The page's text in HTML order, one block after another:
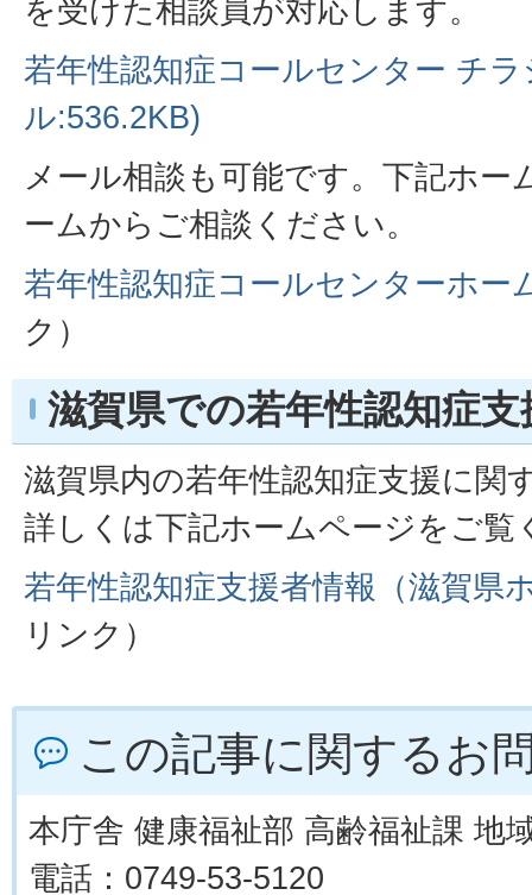
を受けた相談員が対応します。
若年性認知症コールセンター チ
ル:536.2KB)
メール相談も可能です。下記ホー
ームからご相談ください。
若年性認知症コールセンターホー
ク）
滋賀県での若年性認知症支
滋賀県内の若年性認知症支援に関
詳しくは下記ホームページをご覧
若年性認知症支援者情報（滋賀県
リンク）
この記事に関するお
本庁舎 健康福祉部 高齢福祉課 地
電話：0749-53-5120